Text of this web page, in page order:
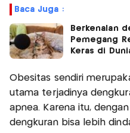
Baca Juga :
Berkenalan
Pemegang
Keras di
Obesitas sendiri
utama terjadinya
apnea. Karena itu,
dengkuran bisa lebih